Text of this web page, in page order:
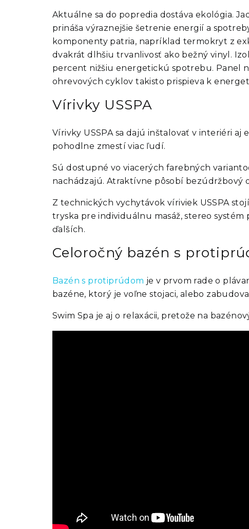
Aktuálne sa do popredia dostáva ekológia.
prináša výraznejšie šetrenie energií a
komponenty patria, napríklad termokryt z
dvakrát dlhšiu trvanlivosť ako bežný vinyl.
percent nižšiu energetickú spotrebu. Panel
ohrevových cyklov takisto prispieva k
Vírivky USSPA
Vírivky USSPA sa dajú inštalovať v interiéri
pohodlne zmestí viac ľudí.
Sú dostupné vo viacerých farebných
nachádzajú. Atraktívne pôsobí bezúdržbový
Z technických vychytávok víriviek USSPA
tryska pre individuálnu masáž, stereo
ďalších.
Celoročný bazén s
Bazén s protiprúdom je v prvom rade o
bazéne, ktorý je voľne stojaci, alebo
Swim Spa je aj o relaxácii, pretože na